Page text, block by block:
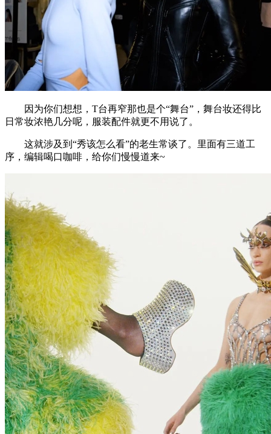
因为你们想想，T台再窄那也是个“舞台”，舞台妆还得比
日常妆浓艳几分呢，服装配件就更不用说了。
这就涉及到“秀该怎么看”的老生常谈了。里面有三道工
序，编辑喝口咖啡，给你们慢慢道来~